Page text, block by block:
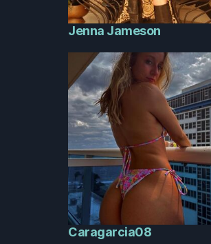
Jenna Jameson
Caragarcia08